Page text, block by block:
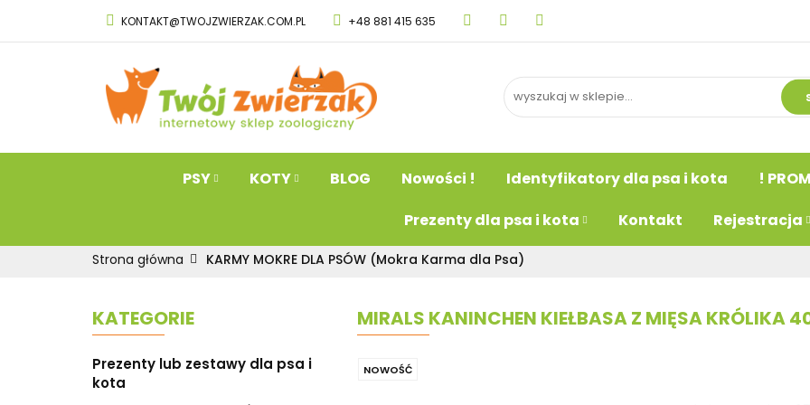
KONTAKT@TWOJZWIERZAK.COM.PL +48 881 415 635
PSY KOTY BLOG Nowości ! Identyfikatory dla psa i kota !
Prezenty dla psa i kota
Kontakt Rejestracja
PSY KOTY BLOG Nowości !
Przysmaki dla psa Prezenty dla psa i kota
Strona główna KARMY MOKRE DLA PSÓW (Mokra Karma dla Psa)
KATEGORIE
Prezenty lub zestawy dla psa i
kota
MIRALS KANINCHEN KIEŁBASA Z MIĘSA KRÓLIKA
NOWOŚĆ